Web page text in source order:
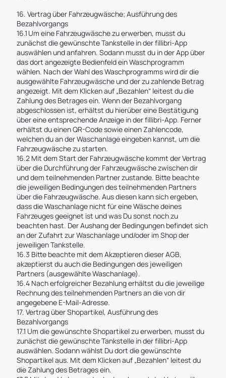
16. Vertrag über Fahrzeugwäsche; Ausführung des
Bezahlvorgangs
16.1 Um eine Fahrzeugwäsche zu erwerben, musst du
zunächst die gewünschte Tankstelle in der fillibri-App
auswählen und anfahren. Sodann musst du in der App über
das dort angezeigte Bedienfeld ein Waschprogramm
wählen. Nach der Wahl des Waschprogramms wird dir die
ausgewählte Fahrzeugwäsche und der zu zahlende Betrag
angezeigt. Mit dem Klicken auf „Bezahlen“ leitest du die
Zahlung des Betrages ein. Wenn der Bezahlvorgang
abgeschlossen ist, erhältst du hierüber eine Bestätigung
über eine entsprechende Anzeige in der fillibri-App. Ferner
erhältst du einen QR-Code sowie einen Zahlencode,
welchen du an der Waschanlage eingeben kannst, um die
Fahrzeugwäsche zu starten.
16.2 Mit dem Start der Fahrzeugwäsche kommt der Vertrag
über die Durchführung der Fahrzeugwäsche zwischen dir
und dem teilnehmenden Partner zustande. Bitte beachte
die jeweiligen Bedingungen des teilnehmenden Partners
über die Fahrzeugwäsche. Aus diesen kann sich ergeben,
dass die Waschanlage nicht für eine Wäsche deines
Fahrzeuges geeignet ist und was Du sonst noch zu
beachten hast. Der Aushang der Bedingungen befindet sich
an der Zufahrt zur Waschanlage und/oder im Shop der
jeweiligen Tankstelle.
16.3 Bitte beachte mit dem Akzeptieren dieser AGB,
akzeptierst du auch die Bedingungen des jeweiligen
Partners (ausgewählte Waschanlage).
16.4 Nach erfolgreicher Bezahlung erhältst du die jeweilige
Rechnung des teilnehmenden Partners an die von dir
angegebene E-Mail-Adresse.
17. Vertrag über Shopartikel, Ausführung des
Bezahlvorgangs
17.1 Um die gewünschte Shopartikel zu erwerben, musst du
zunächst die gewünschte Tankstelle in der fillibri-App
auswählen. Sodann wählst Du dort die gewünschte
Shopartikel aus. Mit dem Klicken auf „Bezahlen“ leitest du
die Zahlung des Betrages ein.